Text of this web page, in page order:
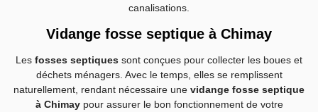
canalisations.
Vidange fosse septique à Chimay
Les fosses septiques sont conçues pour collecter les boues et
déchets ménagers. Avec le temps, elles se remplissent
naturellement, rendant nécessaire une vidange fosse septique
à Chimaypour assurer le bon fonctionnement de votre